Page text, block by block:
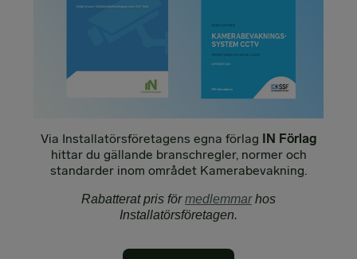
Via Installatörsföretagens egna förlag IN Förlag
hittar du gällande branschregler, normer och
standarder inom området Kamerabevakning.
Rabatterat pris förmedlemmarhos
Installatörsföretagen.